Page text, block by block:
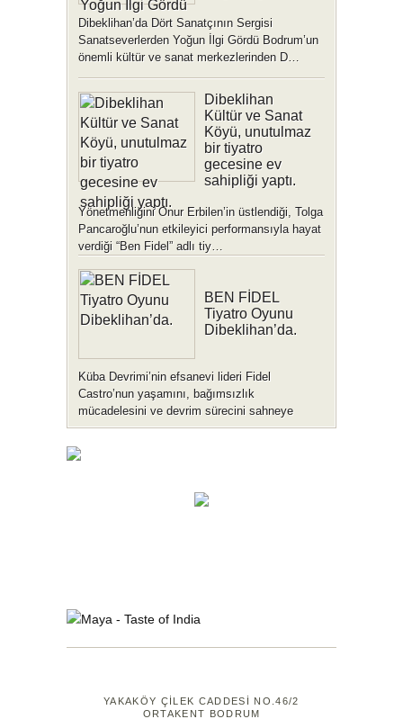
Dibeklihan’da Dört Sanatçının Sergisi
Sanatseverlerden Yoğun İlgi Gördü Bodrum’un
önemli kültür ve sanat merkezlerinden D…
Dibeklihan
Kültür ve Sanat
Köyü, unutulmaz
bir tiyatro
gecesine ev
sahipliği yaptı.
Yönetmenliğini Onur Erbilen’in üstlendiği, Tolga
Pancaroğlu’nun etkileyici performansıyla hayat
verdiği “Ben Fidel” adlı tiy…
BEN FİDEL
Tiyatro Oyunu
Dibeklihan’da.
Küba Devrimi’nin efsanevi lideri Fidel
Castro’nun yaşamını, bağımsızlık
mücadelesini ve devrim sürecini sahneye
taşıyan tek …
YAKAKÖY ÇİLEK CADDESİ NO.46/2
ORTAKENT BODRUM